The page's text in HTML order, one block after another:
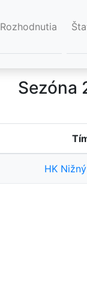
Rozhodnutia
Sezóna
HK